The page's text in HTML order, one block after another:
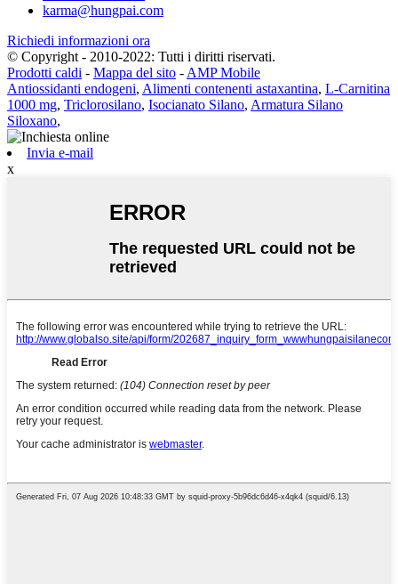
karma@hungpai.com
Richiedi informazioni ora
© Copyright - 2010-2022: Tutti i diritti riservati.
Prodotti caldi - Mappa del sito - AMP Mobile
Antiossidanti endogeni, Alimenti contenenti astaxantina, L-Carnitina
1000 mg, Triclorosilano, Isocianato Silano, Armatura Silano
Siloxano,
Invia e-mail
x